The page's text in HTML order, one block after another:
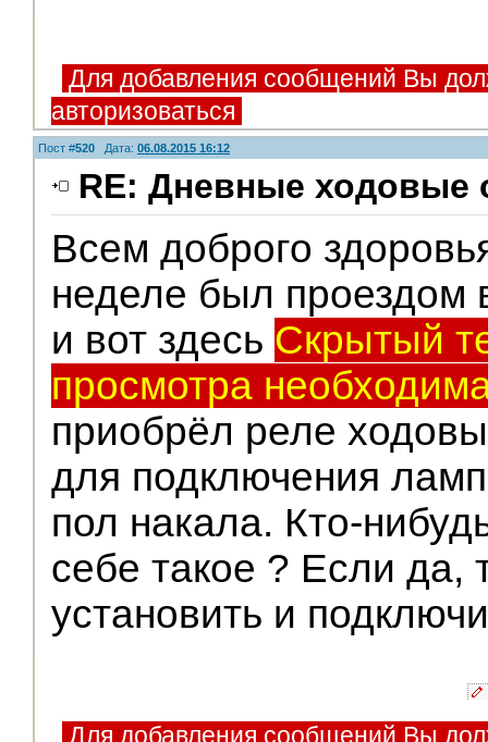
Для добавления сообщений Вы
авторизоваться
Пост #520 Дата: 06.08.2015 16:12
RE: Дневные ходовые
Всем доброго
неделе был проездом
и вот здесь Скрытый
просмотра
приобрёл реле
для подключения
пол накала. Кто-
себе такое ? Если да,
установить и
Для добавления сообщений Вы